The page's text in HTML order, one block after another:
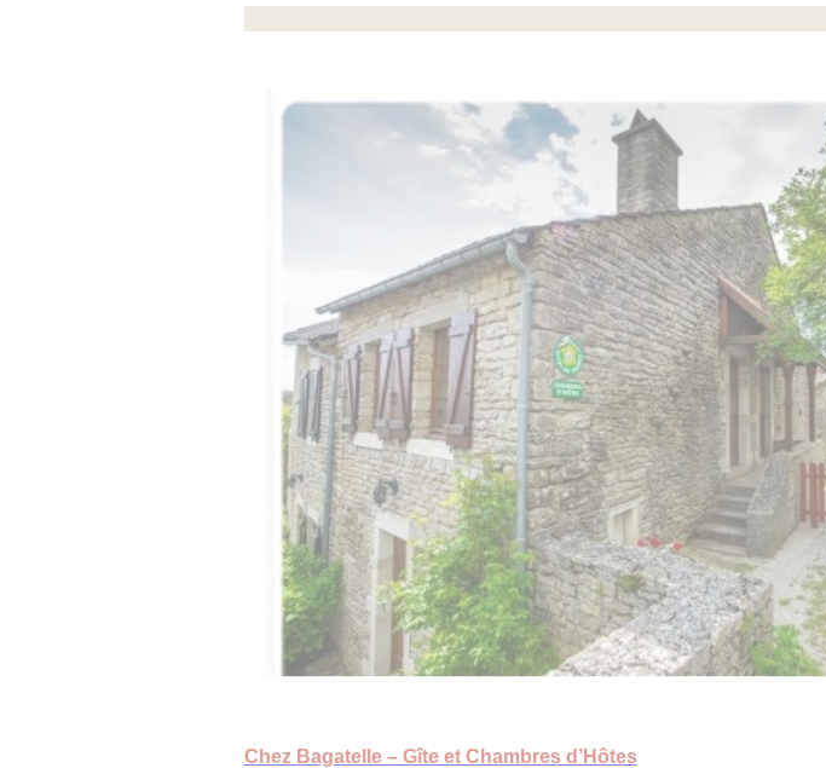
Chez Bagatelle – Gîte et Chambres d’Hôtes